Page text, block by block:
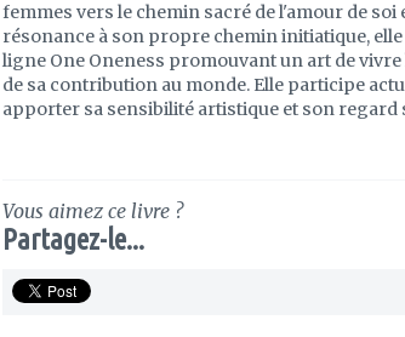
femmes vers le chemin sacré de l'amour de
résonance à son propre chemin initiatique,
ligne One Oneness promouvant un art de
de sa contribution au monde. Elle participe
apporter sa sensibilité artistique et son regard
Vous aimez ce livre ?
Partagez-le...